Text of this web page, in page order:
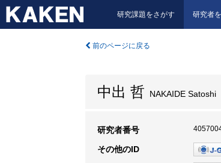
研究課題をさがす 研究者
前のページに戻る
中出 哲 NAKAIDE Satoshi
研究者番号
その他のID